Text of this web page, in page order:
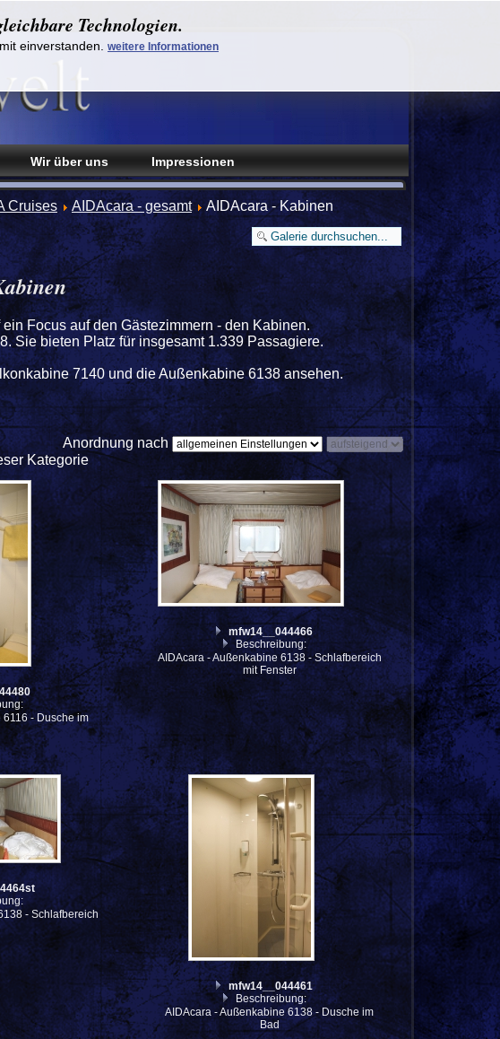
Wir über uns Impressionen
Technologien.
einverstanden. weitere Informationen
Cruises AIDAcara - gesamt AIDAcara - Kabinen
Focus auf den Gästezimmern - den Kabinen.
Sie bieten Platz für insgesamt 1.339 Passagiere.
7140 und die Außenkabine 6138 ansehen.
Anordnung nach
Kategorie
- Dusche im
mfw14__044466
Beschreibung:
AIDAcara - Außenkabine 6138 - Schlafbereich
mit Fenster
- Schlafbereich
mfw14__044461
Beschreibung:
AIDAcara - Außenkabine 6138 - Dusche im
Bad